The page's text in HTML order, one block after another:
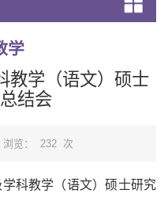
学
教学（语文）硕士
结会
浏览： 232 次
科教学（语文）硕士研究